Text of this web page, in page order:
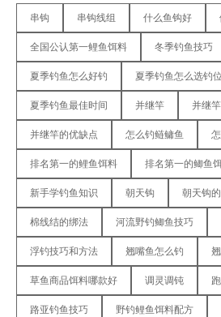
串钩 串钩线组 什么鱼钩好
全国公认第一鲤鱼饵料 冬季钓鱼技巧
夏季钓鱼怎么好钓 夏季钓鱼怎么选钓位
夏季钓鱼最佳时间 并继竿 并继
并继竿的优缺点 怎么钓鲢鳙鱼
排名第一的鲤鱼饵料 排名第一的鲫鱼
新手学钓鱼知识 朝天钩 朝天钩
棉线结的绑法 河流野钓鲫鱼技巧
浮钓技巧和方法 翘嘴鱼怎么钓
草鱼商品饵料哪款好 调灵调钝
路亚钓鱼技巧 野钓鲤鱼饵料配方